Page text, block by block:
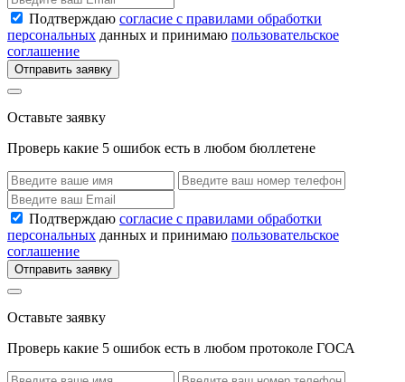
Подтверждаю согласие с правилами обработки
персональных данных и принимаю пользовательское
соглашение
Отправить заявку
Оставьте заявку
Проверь какие 5 ошибок есть в любом бюллетене
Подтверждаю согласие с правилами обработки
персональных данных и принимаю пользовательское
соглашение
Отправить заявку
Оставьте заявку
Проверь какие 5 ошибок есть в любом протоколе ГОСА